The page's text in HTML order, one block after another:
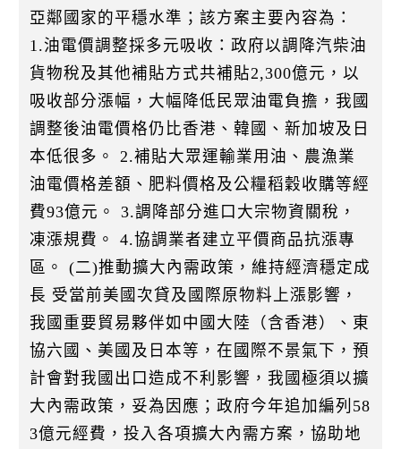
亞鄰國家的平穩水準；該方案主要內容為：
1.油電價調整採多元吸收：政府以調降汽柴油
貨物稅及其他補貼方式共補貼2,300億元，以
吸收部分漲幅，大幅降低民眾油電負擔，我國
調整後油電價格仍比香港、韓國、新加坡及日
本低很多。 2.補貼大眾運輸業用油、農漁業
油電價格差額、肥料價格及公糧稻穀收購等經
費93億元。 3.調降部分進口大宗物資關稅，
凍漲規費。 4.協調業者建立平價商品抗漲專
區。 (二)推動擴大內需政策，維持經濟穩定成
長 受當前美國次貸及國際原物料上漲影響，
我國重要貿易夥伴如中國大陸（含香港）、東
協六國、美國及日本等，在國際不景氣下，預
計會對我國出口造成不利影響，我國極須以擴
大內需政策，妥為因應；政府今年追加編列58
3億元經費，投入各項擴大內需方案，協助地